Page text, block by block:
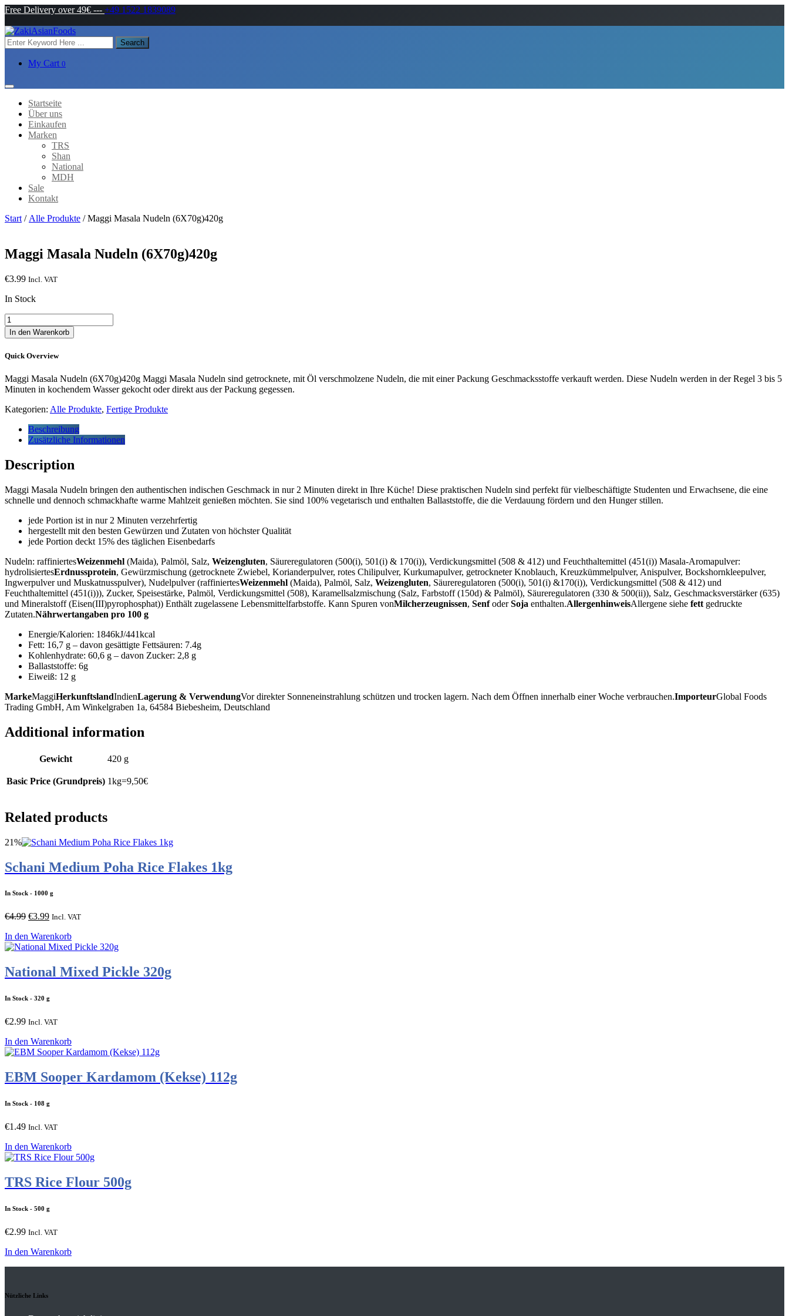
Free Delivery over 49€ --- +49 1522 1839089
Search
My Cart 0
Startseite
Über uns
Einkaufen
Marken
TRS
Shan
National
MDH
Sale
Kontakt
Start / Alle Produkte / Maggi Masala Nudeln (6X70g)420g
Maggi Masala Nudeln (6X70g)420g
€3.99 Incl. VAT
In Stock
Maggi
Masala
Nudeln
Menge
In den Warenkorb
Quick Overview
Maggi Masala Nudeln (6X70g)420g Maggi Masala Nudeln sind getrocknete, mit Öl verschmolzene Nudeln, die mit einer Packung Geschmacksstoffe verkauft werden. Diese Nudeln werden in der Regel 3 bis 5
Minuten in kochendem Wasser gekocht oder direkt aus der Packung gegessen.
Kategorien: Alle Produkte, Fertige Produkte
Beschreibung
Zusätzliche Informationen
Description
Maggi Masala Nudeln bringen den authentischen indischen Geschmack in nur 2 Minuten direkt in Ihre Küche! Diese praktischen Nudeln sind perfekt für vielbeschäftigte Studenten und Erwachsene, die eine
schnelle und dennoch schmackhafte warme Mahlzeit genießen möchten. Sie sind 100% vegetarisch und enthalten Ballaststoffe, die die Verdauung fördern und den Hunger stillen.
jede Portion ist in nur 2 Minuten verzehrfertig
hergestellt mit den besten Gewürzen und Zutaten von höchster Qualität
jede Portion deckt 15% des täglichen Eisenbedarfs
Nudeln: raffiniertesWeizenmehl (Maida), Palmöl, Salz, Weizengluten, Säureregulatoren (500(i), 501(i) & 170(i)), Verdickungsmittel (508 & 412) und Feuchthaltemittel (451(i)) Masala-Aromapulver:
hydrolisiertesErdnussprotein, Gewürzmischung (getrocknete Zwiebel, Korianderpulver, rotes Chilipulver, Kurkumapulver, getrockneter Knoblauch, Kreuzkümmelpulver, Anispulver, Bockshornkleepulver,
Ingwerpulver und Muskatnusspulver), Nudelpulver (raffiniertesWeizenmehl (Maida), Palmöl, Salz, Weizengluten, Säureregulatoren (500(i), 501(i) &170(i)), Verdickungsmittel (508 & 412) und
Feuchthaltemittel (451(i))), Zucker, Speisestärke, Palmöl, Verdickungsmittel (508), Karamellsalzmischung (Salz, Farbstoff (150d) & Palmöl), Säureregulatoren (330 & 500(ii)), Salz, Geschmacksverstärker (635)
und Mineralstoff (Eisen(III)pyrophosphat)) Enthält zugelassene Lebensmittelfarbstoffe. Kann Spuren vonMilcherzeugnissen, SenfoderSoja enthalten.AllergenhinweisAllergene siehe fett gedruckte
Zutaten.Nährwertangaben pro 100 g
Energie/Kalorien: 1846kJ/441kcal
Fett: 16,7 g – davon gesättigte Fettsäuren: 7.4g
Kohlenhydrate: 60,6 g – davon Zucker: 2,8 g
Ballaststoffe: 6g
Eiweiß: 12 g
MarkeMaggiHerkunftslandIndienLagerung & VerwendungVor direkter Sonneneinstrahlung schützen und trocken lagern. Nach dem Öffnen innerhalb einer Woche verbrauchen.ImporteurGlobal Foods
Trading GmbH, Am Winkelgraben 1a, 64584 Biebesheim, Deutschland
Additional information
Gewicht 420 g
Basic Price (Grundpreis) 1kg=9,50€
Related products
21%
Schani Medium Poha Rice Flakes 1kg
In Stock - 1000 g
€4.99 Ursprünglicher
war:
€4.99
€3.99Aktueller
ist:
€3.99.
Incl. VAT
In den Warenkorb
National Mixed Pickle 320g
In Stock - 320 g
€2.99 Incl. VAT
In den Warenkorb
EBM Sooper Kardamom (Kekse) 112g
In Stock - 108 g
€1.49 Incl. VAT
In den Warenkorb
TRS Rice Flour 500g
In Stock - 500 g
€2.99 Incl. VAT
In den Warenkorb
Nützliche Links